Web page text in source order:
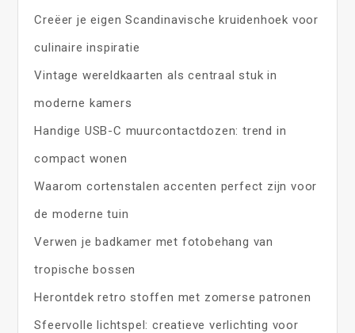
Creëer je eigen Scandinavische kruidenhoek voor
culinaire inspiratie
Vintage wereldkaarten als centraal stuk in
moderne kamers
Handige USB-C muurcontactdozen: trend in
compact wonen
Waarom cortenstalen accenten perfect zijn voor
de moderne tuin
Verwen je badkamer met fotobehang van
tropische bossen
Herontdek retro stoffen met zomerse patronen
Sfeervolle lichtspel: creatieve verlichting voor